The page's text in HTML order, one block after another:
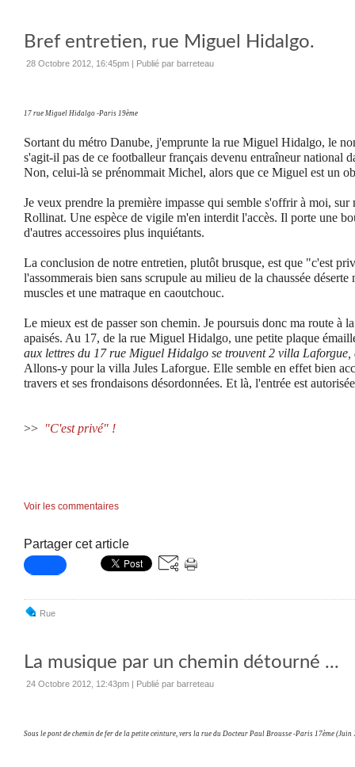
Bref entretien, rue Miguel Hidalgo.
28 Octobre 2012, 16:45pm | Publié par barreteau
17 rue Miguel Hidalgo -Paris 19ème
Sortant du métro Danube, j'emprunte la rue Miguel Hidalgo, le
s'agit-il pas de ce footballeur français devenu entraîneur national
Non, celui-là se prénommait Michel, alors que ce Miguel est un
Je veux prendre la première impasse qui semble s'offrir à moi,
Rollinat. Une espèce de vigile m'en interdit l'accès. Il porte une
d'autres accessoires plus inquiétants.
La conclusion de notre entretien, plutôt brusque, est que "c'est
l'assommerais bien sans scrupule au milieu de la chaussée
muscles et une matraque en caoutchouc.
Le mieux est de passer son chemin. Je poursuis donc ma route à
apaisés. Au 17, de la rue Miguel Hidalgo, une petite plaque
aux lettres du 17 rue Miguel Hidalgo se trouvent 2 villa
Allons-y pour la villa Jules Laforgue. Elle semble en effet bien
travers et ses frondaisons désordonnées. Et là, l'entrée est
>> "C'est privé" !
Voir les commentaires
Partager cet article
Rue
La musique par un chemin détourné ...
24 Octobre 2012, 12:43pm | Publié par barreteau
Sous le pont de chemin de fer de la petite ceinture, vers la rue du Docteur Paul Brousse -Paris 17ème (Juin